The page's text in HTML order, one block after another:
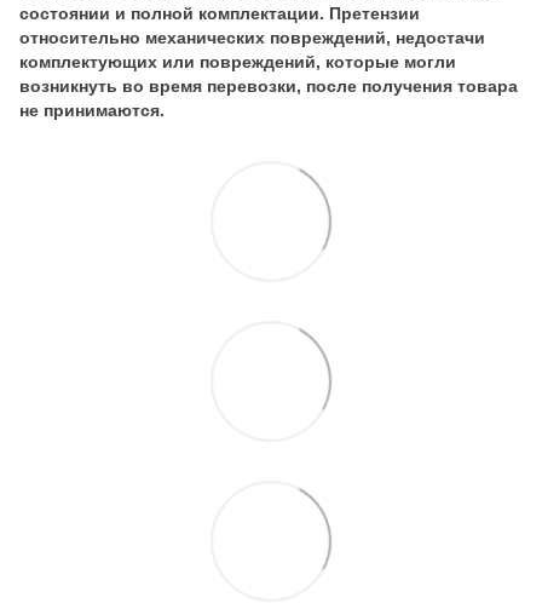
состоянии и полной комплектации. Претензии
относительно механических повреждений, недостачи
комплектующих или повреждений, которые могли
возникнуть во время перевозки, после получения товара
не принимаются.